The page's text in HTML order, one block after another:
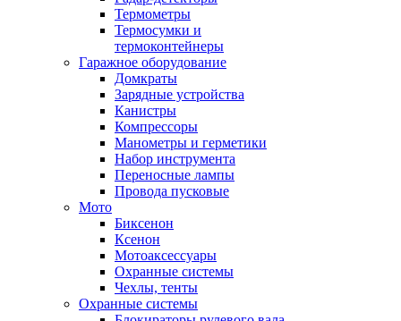
Термометры
Термосумки и
термоконтейнеры
Гаражное оборудование
Домкраты
Зарядные устройства
Канистры
Компрессоры
Манометры и герметики
Набор инструмента
Переносные лампы
Провода пусковые
Мото
Биксенон
Ксенон
Мотоаксессуары
Охранные системы
Чехлы, тенты
Охранные системы